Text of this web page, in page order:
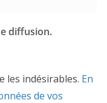
diffusion.
les indésirables. En
de vos